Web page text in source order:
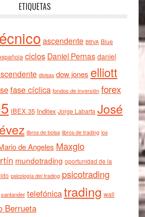
ETIQUETAS
ascendente BBVA Blue
ciclos Daniel Pernas daniel
divisas dow jones elliott
fase cíclica fondos de inversión forex
IBEX 35 Inditex Jorge Labarta José
libros de bolsa libros de trading los
de Angeles Maxglo
mundotrading oportunidad de la
psicología del trading psicotrading
santander telefónicatrading wall
Berrueta